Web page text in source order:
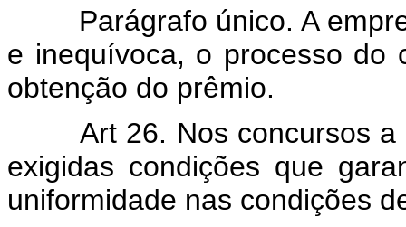
Parágrafo único. A
e inequívoca, o processo do
obtenção do prêmio.
Art 26. Nos concursos a
exigidas condições que
uniformidade nas condições